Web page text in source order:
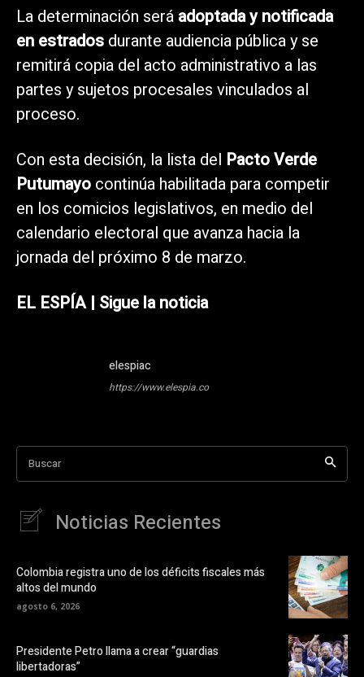
La determinación será adoptada y notificada
en estrados durante audiencia pública y se
remitirá copia del acto administrativo a las
partes y sujetos procesales vinculados al
proceso.
Con esta decisión, la lista del Pacto Verde
Putumayo continúa habilitada para competir
en los comicios legislativos, en medio del
calendario electoral que avanza hacia la
jornada del próximo 8 de marzo.
EL ESPÍA | Sigue la noticia
elespiac
https://www.elespia.co
Buscar
Noticias Recientes
Colombia registra uno de los déficits fiscales más
altos del mundo
agosto 6, 2026
Presidente Petro llama a crear “guardias
libertadoras”